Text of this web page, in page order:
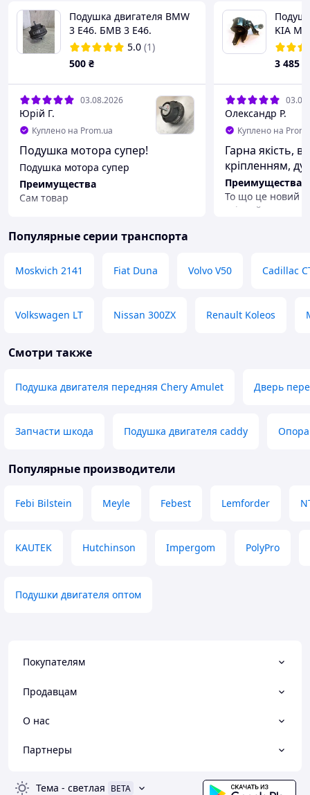
Подушка двигателя BMW
3 E46. БМВ 3 Е46.
5.0 (1)
500 ₴
03.08.2026
Юрій Г.
Куплено на Prom.ua
Подушка мотора супер!
Подушка мотора супер
Преимущества
Сам товар
KIA
06-
3 485
Олександр Р.
Куплено на
Гарна якість, в
кріпленням,
Преимущества
То що це новий
якісний
Популярные серии транспорта
Moskvich 2141 Fiat Duna Volvo V50 Cadillac
Volkswagen LT Nissan 300ZX Renault Koleos
Смотри также
Подушка двигателя передняя Chery Amulet Дверь
Запчасти шкода Подушка двигателя caddy Опора
Популярные производители
Febi Bilstein Meyle Febest Lemforder
KAUTEK Hutchinson Impergom PolyPro
Подушки двигателя оптом
Покупателям
Продавцам
О нас
Партнеры
Тема - светлая BETA